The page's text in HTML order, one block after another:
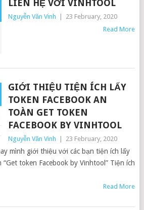
LIÊN HỆ VỚI VINHTOOL
Nguyễn Văn Vinh
23 February, 2020
Read More
GIỚI THIỆU TIỆN ÍCH LẤY
TOKEN FACEBOOK AN
TOÀN GET TOKEN
FACEBOOK BY VINHTOOL
Nguyễn Văn Vinh 23 February, 2020
mình giới thiệu với các bạn tiện ích lấy
token Facebook by Vinhtool” Tiện ích
Read More